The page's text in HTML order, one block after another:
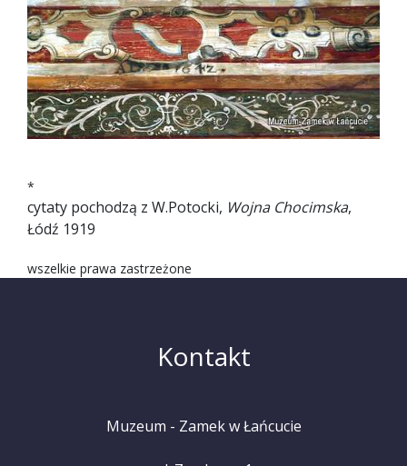
*
cytaty pochodzą z W.Potocki, Wojna Chocimska,
Łódź 1919
wszelkie prawa zastrzeżone
Kontakt
Muzeum - Zamek w Łańcucie